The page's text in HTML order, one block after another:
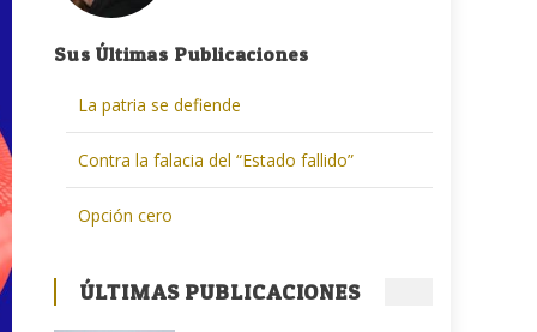
Sus Últimas Publicaciones
La patria se defiende
Contra la falacia del “Estado fallido”
Opción cero
ÚLTIMAS PUBLICACIONES